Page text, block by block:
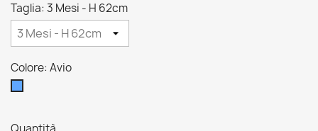
Taglia: 3 Mesi - H 62cm
Colore: Avio